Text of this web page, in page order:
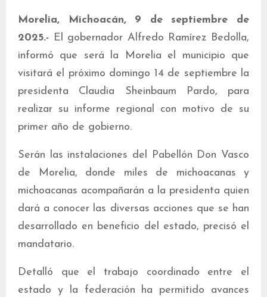
Morelia, Michoacán, 9 de septiembre de
2025.- El gobernador Alfredo Ramírez Bedolla,
informó que será la Morelia el municipio que
visitará el próximo domingo 14 de septiembre la
presidenta Claudia Sheinbaum Pardo, para
realizar su informe regional con motivo de su
primer año de gobierno.
Serán las instalaciones del Pabellón Don Vasco
de Morelia, donde miles de michoacanas y
michoacanas acompañarán a la presidenta quien
dará a conocer las diversas acciones que se han
desarrollado en beneficio del estado, precisó el
mandatario.
Detalló que el trabajo coordinado entre el
estado y la federación ha permitido avances